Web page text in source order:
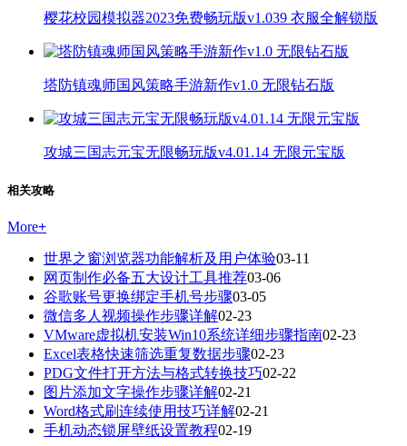
樱花校园模拟器2023免费畅玩版v1.039 衣服全解锁版
塔防镇魂师国风策略手游新作v1.0 无限钻石版
攻城三国志元宝无限畅玩版v4.01.14 无限元宝版
相关攻略
More+
世界之窗浏览器功能解析及用户体验03-11
网页制作必备五大设计工具推荐03-06
谷歌账号更换绑定手机号步骤03-05
微信多人视频操作步骤详解02-23
VMware虚拟机安装Win10系统详细步骤指南02-23
Excel表格快速筛选重复数据步骤02-23
PDG文件打开方法与格式转换技巧02-22
图片添加文字操作步骤详解02-21
Word格式刷连续使用技巧详解02-21
手机动态锁屏壁纸设置教程02-19